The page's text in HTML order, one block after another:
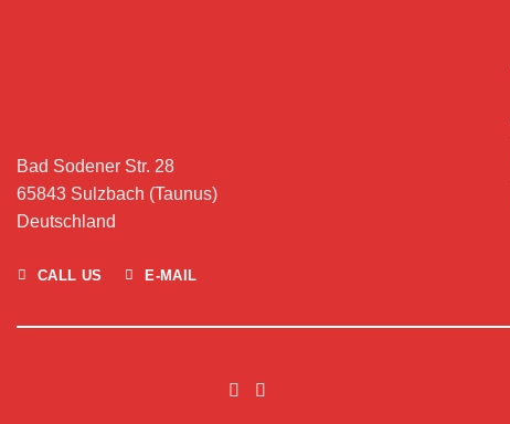
Bad Sodener Str. 28
65843 Sulzbach (Taunus)
Deutschland
CALL US E-MAIL